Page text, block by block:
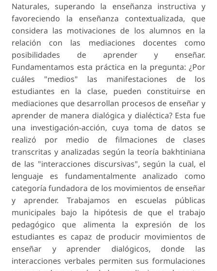
Naturales, superando la enseñanza instructiva y
favoreciendo la enseñanza contextualizada, que
considera las motivacio­nes de los alumnos en la
relación con las mediaciones docentes como
posibilidades de aprender y enseñar.
Fundamentamos esta práctica en la pregunta: ¿Por
cuáles "medios" las manifestaciones de los
estudiantes en la clase, pueden constituirse en
mediaciones que desarrollan procesos de enseñar y
aprender de manera dialógica y dialéctica? Esta fue
una investigación-acción, cuya toma de datos se
realizó por medio de filmaciones de clases
transcritas y analizadas según la teoría bakhtiniana
de las "interacciones discursivas", según la cual, el
lenguaje es fundamentalmente analizado como
categoría fundadora de los movimientos de enseñar
y aprender. Trabajamos en escuelas públicas
municipales bajo la hipótesis de que el trabajo
pedagógico que alimenta la expresión de los
estudiantes es capaz de producir movimientos de
enseñar y aprender dialógicos, donde las
interacciones verbales permiten sus for­mulaciones